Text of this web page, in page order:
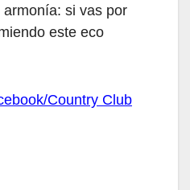
si vas por
este eco
Country Club